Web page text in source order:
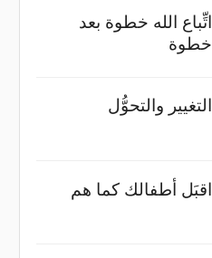
اتِّباع الله خطوة بعد
خطوة
التغيير والتحوُّل
اقبَل أطفالك كما هم